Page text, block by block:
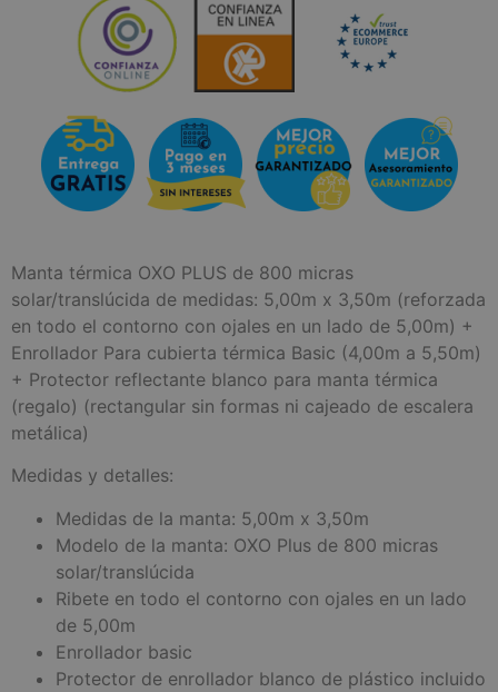
Manta térmica OXO PLUS de 800 micras
solar/translúcida de medidas: 5,00m x 3,50m (reforzada
en todo el contorno con ojales en un lado de 5,00m) +
Enrollador Para cubierta térmica Basic (4,00m a 5,50m)
+ Protector reflectante blanco para manta térmica
(regalo) (rectangular sin formas ni cajeado de escalera
metálica)
Medidas y detalles:
Medidas de la manta: 5,00m x 3,50m
Modelo de la manta: OXO Plus de 800 micras
solar/translúcida
Ribete en todo el contorno con ojales en un lado
de 5,00m
Enrollador basic
Protector de enrollador blanco de plástico incluido